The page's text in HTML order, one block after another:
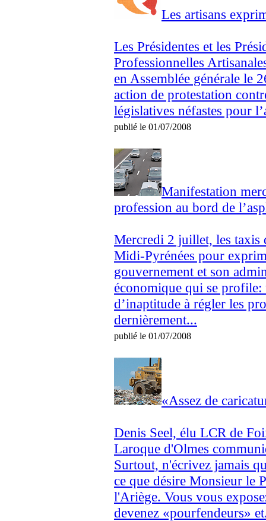
Les artisans
Les Présidentes et les
Professionnelles
en Assemblée générale le
action de protestation
législatives néfastes pour
publié le 01/07/2008
Manifestation
profession au bord de
Mercredi 2 juillet, les
Midi-Pyrénées pour
gouvernement et son
économique qui se profile:
d’inaptitude à régler les
dernièrement...
publié le 01/07/2008
«Assez de
Denis Seel, élu LCR de
Laroque d'Olmes
Surtout, n'écrivez jamais
ce que désire Monsieur le
l'Ariège. Vous vous
devenez «pourfendeurs»